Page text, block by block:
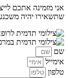
אני מזמינה אתכם
שתשאירו יהיה
שם
אימייל
טלפון